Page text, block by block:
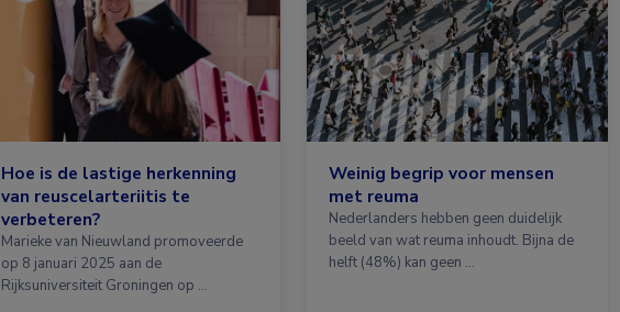
Hoe is de lastige herkenning
van reuscelarteriitis te
verbeteren?
Marieke van Nieuwland promoveerde
op 8 januari 2025 aan de
Rijksuniversiteit Groningen op …
Weinig begrip voor mensen
met reuma
Nederlanders hebben geen duidelijk
beeld van wat reuma inhoudt. Bijna de
helft (48%) kan geen …